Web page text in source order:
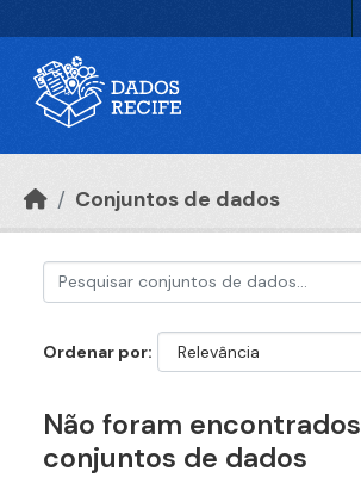
Conjuntos de dados
Ordenar por
Não foram encontrados
conjuntos de dados